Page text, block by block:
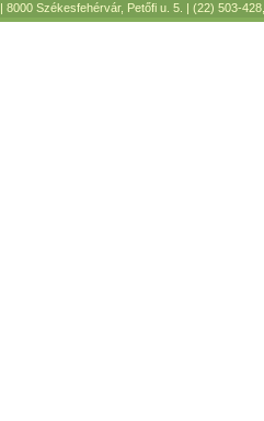
| 8000 Székesfehérvár, Petőfi u. 5. | (22) 503-